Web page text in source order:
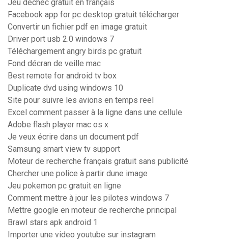
Jeu déchec gratuit en français
Facebook app for pc desktop gratuit télécharger
Convertir un fichier pdf en image gratuit
Driver port usb 2.0 windows 7
Téléchargement angry birds pc gratuit
Fond décran de veille mac
Best remote for android tv box
Duplicate dvd using windows 10
Site pour suivre les avions en temps reel
Excel comment passer à la ligne dans une cellule
Adobe flash player mac os x
Je veux écrire dans un document pdf
Samsung smart view tv support
Moteur de recherche français gratuit sans publicité
Chercher une police à partir dune image
Jeu pokemon pc gratuit en ligne
Comment mettre à jour les pilotes windows 7
Mettre google en moteur de recherche principal
Brawl stars apk android 1
Importer une video youtube sur instagram